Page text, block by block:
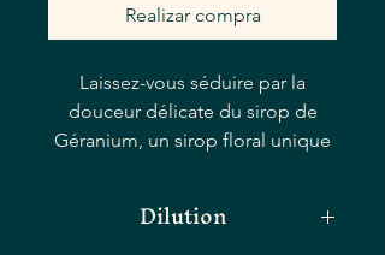
Realizar compra
Laissez-vous séduire par la
douceur délicate du sirop de
Géranium, un sirop floral unique
sa siroperie. Avec ses notes
Dilution